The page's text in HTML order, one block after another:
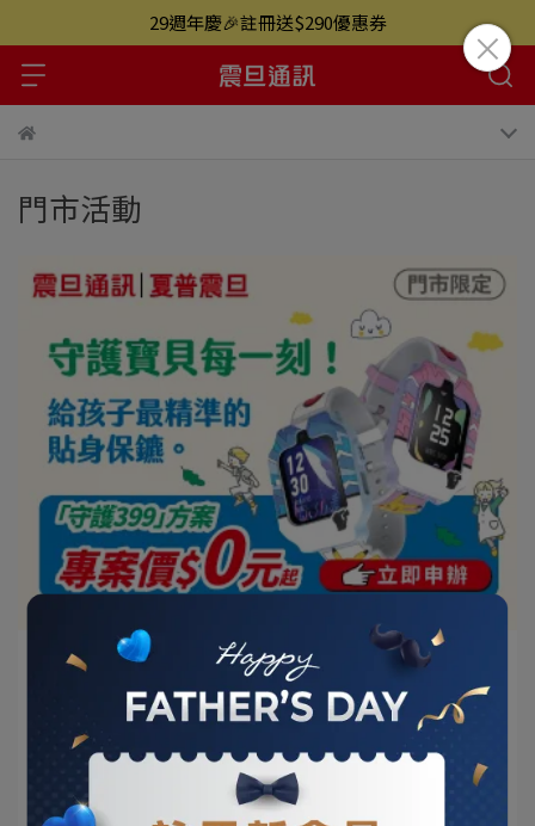
29週年慶🎉註冊送$290優惠券
門市活動
兒童手錶 360 T1 守護寶貝每一刻！專案價0
震旦通訊 | 2026-04-15
活動時間：2026/4/14~2026/5/30 活動內容：兒童手⋯
閱讀更多 ->